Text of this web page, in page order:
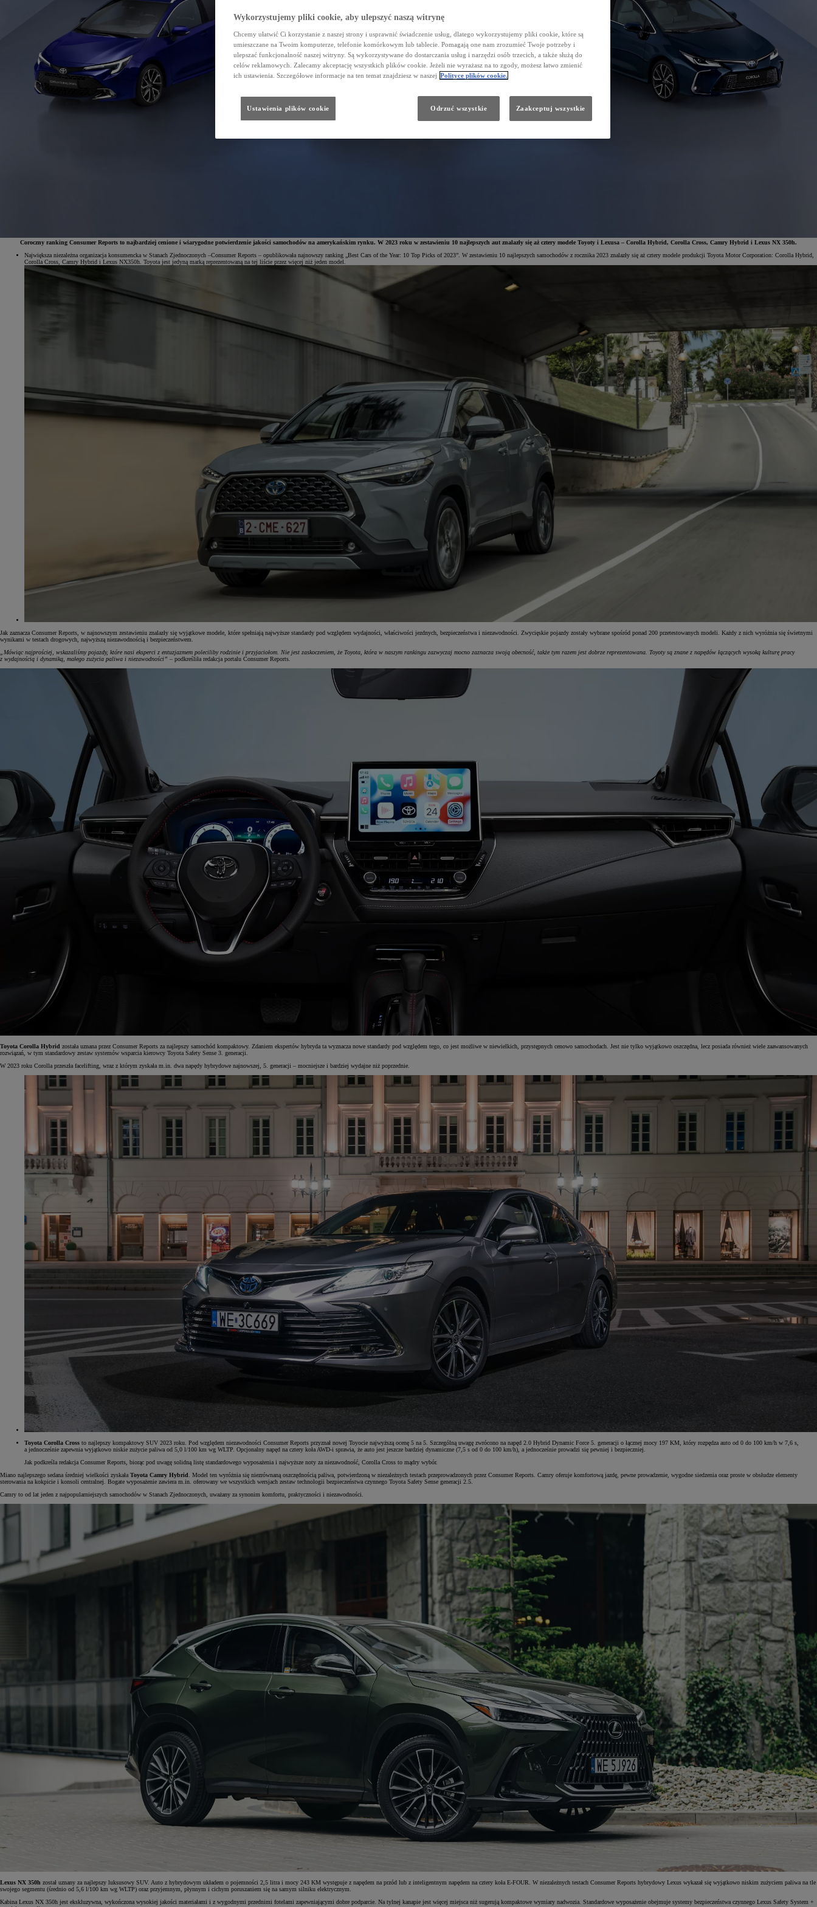
Coroczny ranking Consumer Reports to najbardziej cenione i wiarygodne potwierdzenie jakości samochodów na amerykańskim rynku. W 2023 roku w zestawieniu 10 najlepszych aut znalazły się aż cztery modele Toyoty i Lexusa – Corolla Hybrid, Corolla Cross, Camry Hybrid i Lexus NX 350h.
Największa niezależna organizacja konsumencka w Stanach Zjednoczonych –Consumer Reports – opublikowała najnowszy ranking „Best Cars of the Year: 10 Top Picks of 2023”. W zestawieniu 10 najlepszych samochodów z rocznika 2023 znalazły się aż cztery modele produkcji Toyota Motor Corporation: Corolla Hybrid,
Corolla Cross, Camry Hybrid i Lexus NX350h. Toyota jest jedyną marką reprezentowaną na tej liście przez więcej niż jeden model.
Jak zaznacza Consumer Reports, w najnowszym zestawieniu znalazły się wyjątkowe modele, które spełniają najwyższe standardy pod względem wydajności, właściwości jezdnych, bezpieczeństwa i niezawodności. Zwycięskie pojazdy zostały wybrane spośród ponad 200 przetestowanych modeli. Każdy z nich wyróżnia się świetnymi
wynikami w testach drogowych, najwyższą niezawodnością i bezpieczeństwem.
„Mówiąc najprościej, wskazaliśmy pojazdy, które nasi eksperci z entuzjazmem poleciliby rodzinie i przyjaciołom. Nie jest zaskoczeniem, że Toyota, która w naszym rankingu zazwyczaj mocno zaznacza swoją obecność, także tym razem jest dobrze reprezentowana. Toyoty są znane z napędów łączących wysoką kulturę pracy
z wydajnością i dynamiką, małego zużycia paliwa i niezawodności” – podkreśliła redakcja portalu Consumer Reports.
Toyota Corolla Hybrid została uznana przez Consumer Reports za najlepszy samochód kompaktowy. Zdaniem ekspertów hybryda ta wyznacza nowe standardy pod względem tego, co jest możliwe w niewielkich, przystępnych cenowo samochodach. Jest nie tylko wyjątkowo oszczędna, lecz posiada również wiele zaawansowanych
rozwiązań, w tym standardowy zestaw systemów wsparcia kierowcy Toyota Safety Sense 3. generacji.
W 2023 roku Corolla przeszła facelifting, wraz z którym zyskała m.in. dwa napędy hybrydowe najnowszej, 5. generacji – mocniejsze i bardziej wydajne niż poprzednie.
Toyota Corolla Cross to najlepszy kompaktowy SUV 2023 roku. Pod względem niezawodności Consumer Reports przyznał nowej Toyocie najwyższą ocenę 5 na 5. Szczególną uwagę zwrócono na napęd 2.0 Hybrid Dynamic Force 5. generacji o łącznej mocy 197 KM, który rozpędza auto od 0 do 100 km/h w 7,6 s,
a jednocześnie zapewnia wyjątkowo niskie zużycie paliwa od 5,0 l/100 km wg WLTP. Opcjonalny napęd na cztery koła AWD-i sprawia, że auto jest jeszcze bardziej dynamiczne (7,5 s od 0 do 100 km/h), a jednocześnie prowadzi się pewniej i bezpieczniej.
Jak podkreśla redakcja Consumer Reports, biorąc pod uwagę solidną listę standardowego wyposażenia i najwyższe noty za niezawodność, Corolla Cross to mądry wybór.
Miano najlepszego sedana średniej wielkości zyskała Toyota Camry Hybrid . Model ten wyróżnia się niezrównaną oszczędnością paliwa, potwierdzoną w niezależnych testach przeprowadzonych przez Consumer Reports. Camry oferuje komfortową jazdę, pewne prowadzenie, wygodne siedzenia oraz proste w obsłudze elementy
sterowania na kokpicie i konsoli centralnej. Bogate wyposażenie zawiera m.in. oferowany we wszystkich wersjach zestaw technologii bezpieczeństwa czynnego Toyota Safety Sense generacji 2.5.
Camry to od lat jeden z najpopularniejszych samochodów w Stanach Zjednoczonych, uważany za synonim komfortu, praktyczności i niezawodności.
Lexus NX 350h został uznany za najlepszy luksusowy SUV. Auto z hybrydowym układem o pojemności 2,5 litra i mocy 243 KM występuje z napędem na przód lub z inteligentnym napędem na cztery koła E-FOUR. W niezależnych testach Consumer Reports hybrydowy Lexus wykazał się wyjątkowo niskim zużyciem paliwa na tle
swojego segmentu (średnio od 5,6 l/100 km wg WLTP) oraz przyjemnym, płynnym i cichym poruszaniem się na samym silniku elektrycznym.
Kabina Lexus NX 350h jest ekskluzywna, wykończona wysokiej jakości materiałami i z wygodnymi przednimi fotelami zapewniającymi dobre podparcie. Na tylnej kanapie jest więcej miejsca niż sugerują kompaktowe wymiary nadwozia. Standardowe wyposażenie obejmuje systemy bezpieczeństwa czynnego Lexus Safety System +
Wykorzystujemy pliki cookie, aby ulepszyć naszą witrynę
Chcemy ułatwić Ci korzystanie z naszej strony i usprawnić świadczenie usług, dlatego wykorzystujemy pliki cookie, które są
umieszczane na Twoim komputerze, telefonie komórkowym lub tablecie. Pomagają one nam zrozumieć Twoje potrzeby i
ulepszać funkcjonalność naszej witryny. Są wykorzystywane do dostarczania usług i narzędzi osób trzecich, a także służą do
celów reklamowych. Zalecamy akceptację wszystkich plików cookie. Jeżeli nie wyrażasz na to zgody, możesz łatwo zmienić
ich ustawienia. Szczegółowe informacje na ten temat znajdziesz w naszej Polityce plików cookie.
Ustawienia plików cookie Odrzuć wszystkie Zaakceptuj wszystkie